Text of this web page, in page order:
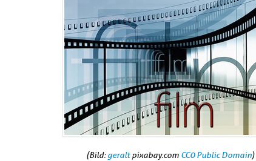
(Bild:geraltpixabay.com CC0 Public Domain)